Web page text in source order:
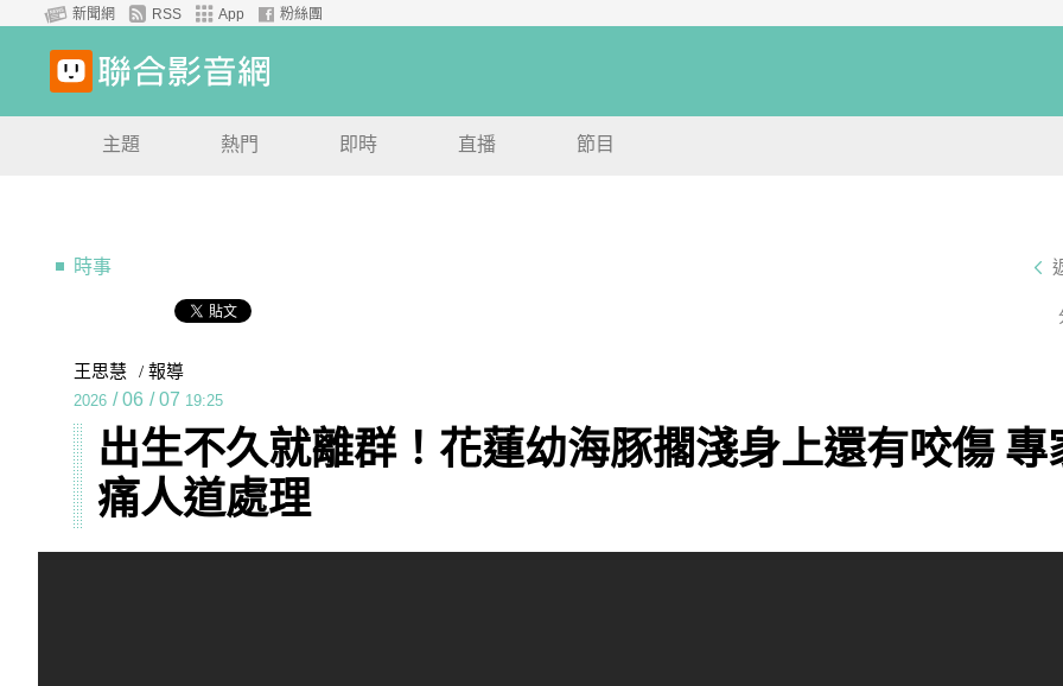
新聞網 RSS App 粉絲團
主題 熱門 即時 直播 節目
時事
王思慧 / 報導
2026 / 06 / 07 19:25
出生不久就離群！花蓮幼海豚擱淺身上還有咬傷 專
痛人道處理